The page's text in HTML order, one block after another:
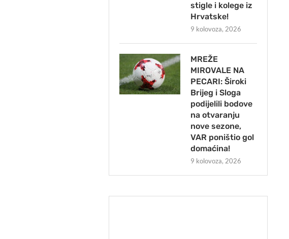
stigle i kolege iz
Hrvatske!
9 kolovoza, 2026
MREŽE
MIROVALE NA
PECARI: Široki
Brijeg i Sloga
podijelili bodove
na otvaranju
nove sezone,
VAR poništio gol
domaćina!
9 kolovoza, 2026